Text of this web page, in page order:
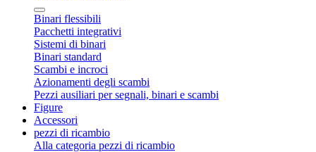
Binari flessibili
Pacchetti integrativi
Sistemi di binari
Binari standard
Scambi e incroci
Azionamenti degli scambi
Pezzi ausiliari per segnali, binari e scambi
Figure
Accessori
pezzi di ricambio
Alla categoria pezzi di ricambio